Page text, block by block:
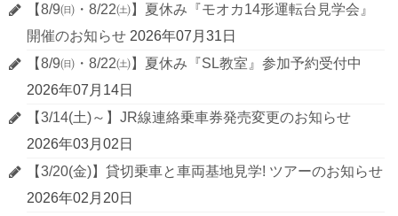
【8/9㈰・8/22㈯】夏休み『モオカ14形運転台見学会』
開催のお知らせ 2026年07月31日
【8/9㈰・8/22㈯】夏休み『SL教室』参加予約受付中
2026年07月14日
【3/14(土)～】JR線連絡乗車券発売変更のお知らせ
2026年03月02日
【3/20(金)】貸切乗車と車両基地見学! ツアーのお知らせ
2026年02月20日